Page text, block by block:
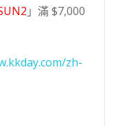
」滿 $7,000
zh-